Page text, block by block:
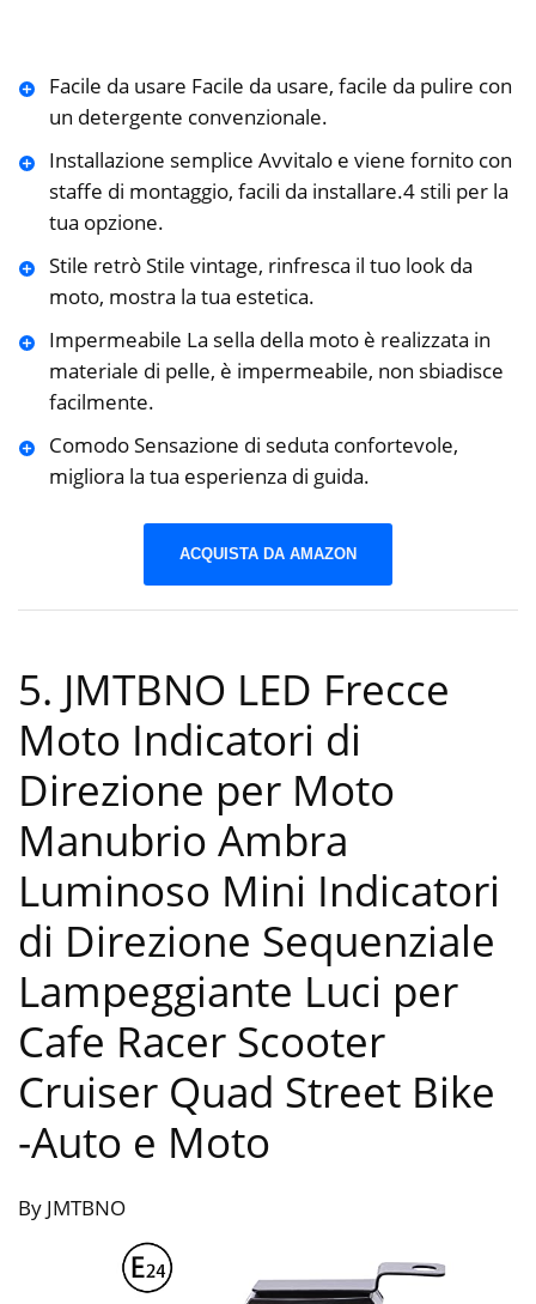
Facile da usare Facile da usare, facile da pulire con
un detergente convenzionale.
Installazione semplice Avvitalo e viene fornito con
staffe di montaggio, facili da installare.4 stili per la
tua opzione.
Stile retrò Stile vintage, rinfresca il tuo look da
moto, mostra la tua estetica.
Impermeabile La sella della moto è realizzata in
materiale di pelle, è impermeabile, non sbiadisce
facilmente.
Comodo Sensazione di seduta confortevole,
migliora la tua esperienza di guida.
ACQUISTA DA AMAZON
5. JMTBNO LED Frecce
Moto Indicatori di
Direzione per Moto
Manubrio Ambra
Luminoso Mini Indicatori
di Direzione Sequenziale
Lampeggiante Luci per
Cafe Racer Scooter
Cruiser Quad Street Bike
-Auto e Moto
By JMTBNO